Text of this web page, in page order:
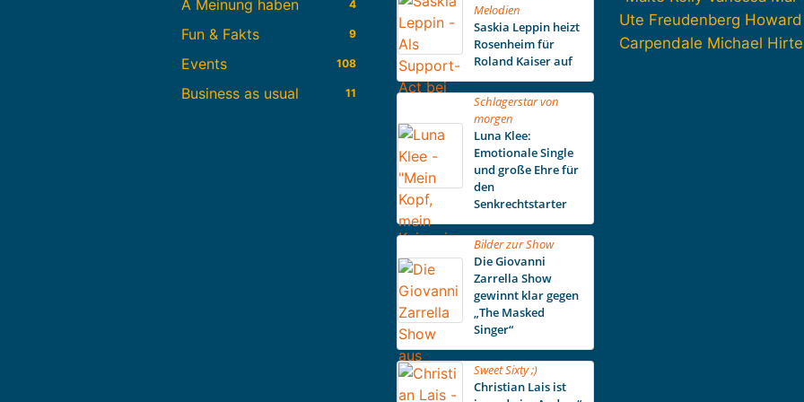
A Meinung haben 4
Fun & Fakts 9
Events 108
Business as usual 11
Melodien
Saskia Leppin heizt
Rosenheim für
Roland Kaiser auf
Schlagerstar von
morgen
Luna Klee:
Emotionale Single
und große Ehre für
den
Senkrechtstarter
Bilder zur Show
Die Giovanni
Zarrella Show
gewinnt klar gegen
„The Masked
Singer“
Sweet Sixty ;)
Christian Lais ist
Ute Freudenberg Howard
Carpendale Michael Hirte